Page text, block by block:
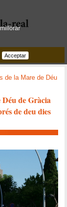
de la Mare de Déu
de Gràcia
de deu dies
Acceptar